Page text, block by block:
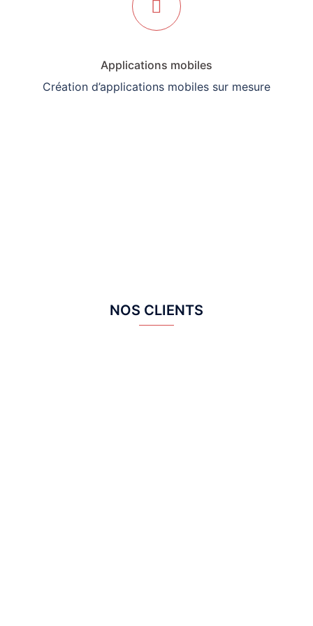
Applications mobiles
Création d’applications mobiles sur mesure
NOS CLIENTS